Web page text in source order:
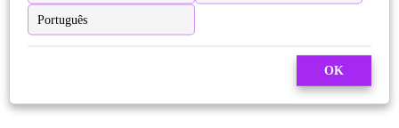
Português
OK